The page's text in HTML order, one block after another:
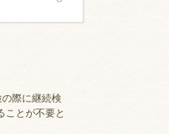
際に継続検
ことが不要と